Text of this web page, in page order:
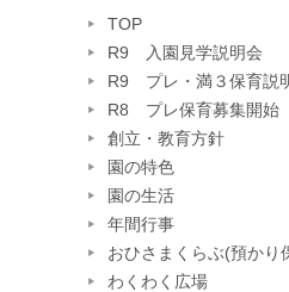
TOP
R9 入園見学説明会
R9 プレ・満３保育説
R8 プレ保育募集開始
創立・教育方針
園の特色
園の生活
年間行事
おひさまくらぶ(預かり
わくわく広場